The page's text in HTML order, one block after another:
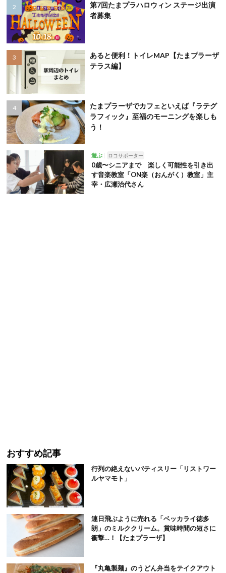
第7回たまプラハロウィン ステージ出演
者募集
あると便利！トイレMAP【たまプラーザ
テラス編】
たまプラーザでカフェといえば『ラテグ
ラフィック』至福のモーニングを楽しも
う！
遊ぶ ロコサポーター
0歳〜シニアまで 楽しく可能性を引き出
す音楽教室「ON楽（おんがく）教室」主
宰・広瀬治代さん
おすすめ記事
行列の絶えないパティスリー「リストワー
ルヤマモト」
連日飛ぶように売れる「ベッカライ徳多
朗」のミルククリーム。賞味時間の短さに
衝撃…！【たまプラーザ】
『丸亀製麺』のうどん弁当をテイクアウト